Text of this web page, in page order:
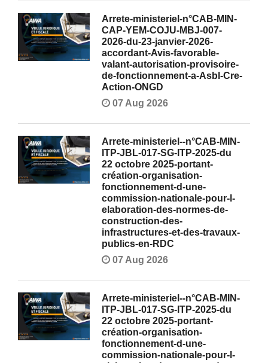
Arrete-ministeriel-n°CAB-MIN-
CAP-YEM-COJU-MBJ-007-
2026-du-23-janvier-2026-
accordant-Avis-favorable-
valant-autorisation-provisoire-
de-fonctionnement-a-Asbl-Cre-
Action-ONGD
07 Aug 2026
Arrete-ministeriel--n°CAB-MIN-
ITP-JBL-017-SG-ITP-2025-du
22 octobre 2025-portant-
création-organisation-
fonctionnement-d-une-
commission-nationale-pour-l-
elaboration-des-normes-de-
construction-des-
infrastructures-et-des-travaux-
publics-en-RDC
07 Aug 2026
Arrete-ministeriel--n°CAB-MIN-
ITP-JBL-017-SG-ITP-2025-du
22 octobre 2025-portant-
création-organisation-
fonctionnement-d-une-
commission-nationale-pour-l-